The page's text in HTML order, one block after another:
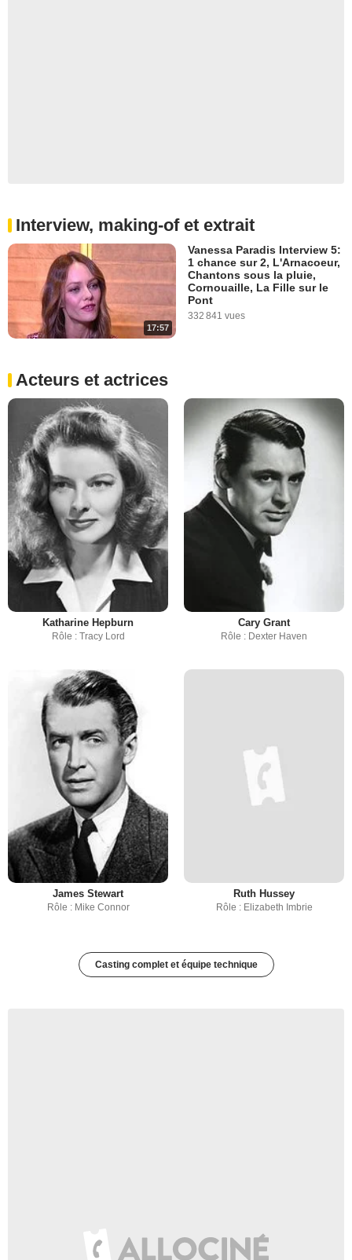
Interview, making-of et extrait
17:57
Vanessa Paradis Interview 5:
1 chance sur 2, L'Arnacoeur,
Chantons sous la pluie,
Cornouaille, La Fille sur le
Pont
332 841 vues
Acteurs et actrices
Katharine Hepburn
Rôle : Tracy Lord
Cary Grant
Rôle : Dexter Haven
James Stewart
Rôle : Mike Connor
Ruth Hussey
Rôle : Elizabeth Imbrie
Casting complet et équipe technique